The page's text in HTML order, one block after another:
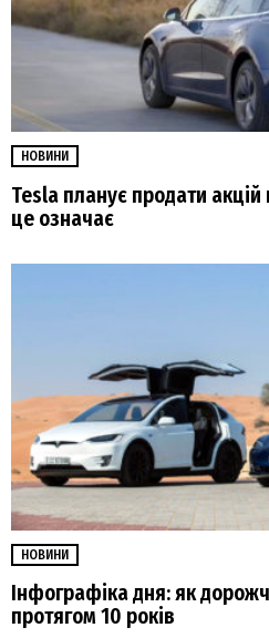
НОВИНИ
Tesla планує продати
це означає
НОВИНИ
Інфографіка дня: як
протягом 10 років